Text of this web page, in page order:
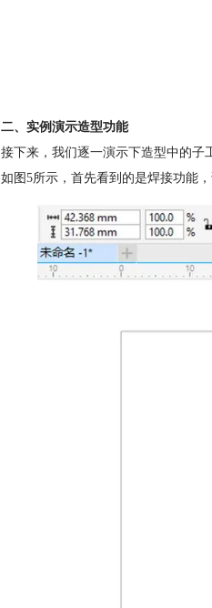
二、实例演示造型功能
接下来，我们逐一演示下造型中的子
如图5所示，首先看到的是焊接功能